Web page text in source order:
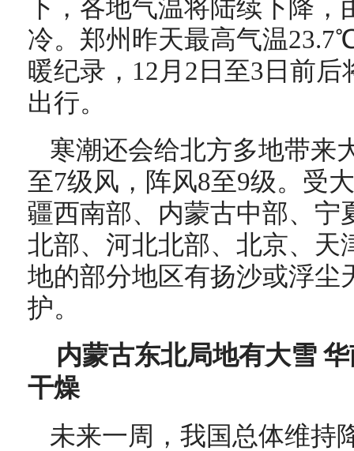
下，各地气温将陆续下降，
冷。郑州昨天最高气温
暖纪录，12月2日至3日前
出行。
寒潮还会给北方多地带来
至7级风，阵风8至9级。受
疆西南部、内蒙古中部、宁
北部、河北北部、北京、天
地的部分地区有扬沙或浮尘
护。
内蒙古东北局地有大雪
干燥
未来一周，我国总体维持